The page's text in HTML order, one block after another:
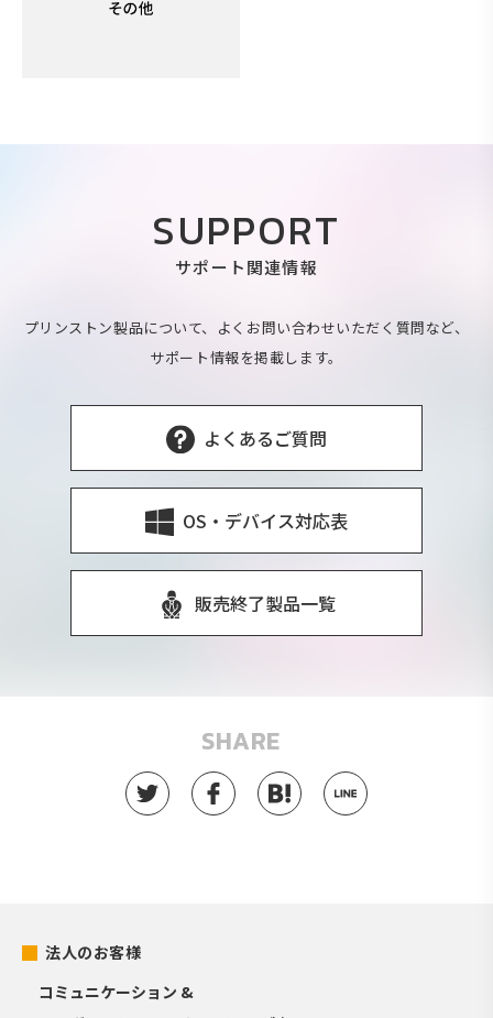
SUPPORT
サポート関連情報
プリンストン製品について、よくお問い合わせいただく質問など、
サポート情報を掲載します。
よくあるご質問
OS・デバイス対応表
販売終了製品一覧
SHARE
法人のお客様
コミュニケーション &